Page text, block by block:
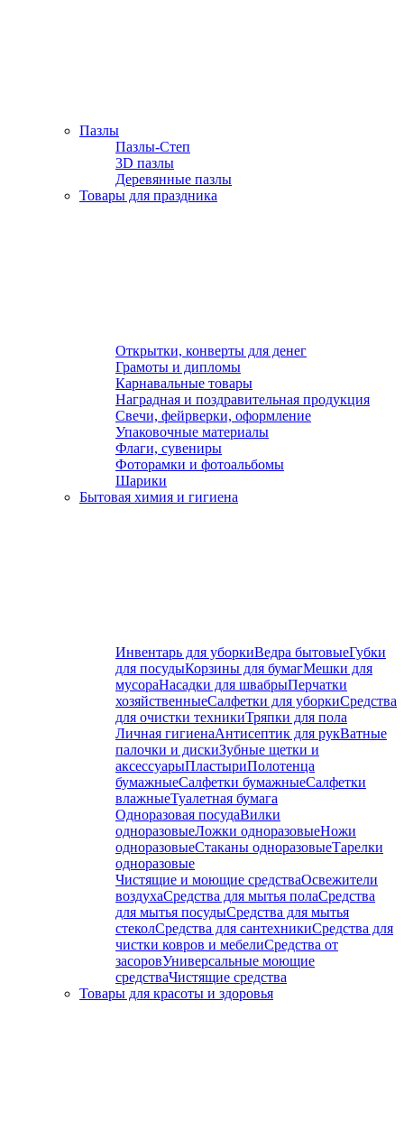
Пазлы
Пазлы-Степ
3D пазлы
Деревянные пазлы
Товары для праздника
Открытки, конверты для денег
Грамоты и дипломы
Карнавальные товары
Наградная и поздравительная продукция
Свечи, фейрверки, оформление
Упаковочные материалы
Флаги, сувениры
Фоторамки и фотоальбомы
Шарики
Бытовая химия и гигиена
Инвентарь для уборкиВедра бытовыеГубки
для посудыКорзины для бумагМешки для
мусораНасадки для швабрыПерчатки
хозяйственныеСалфетки для уборкиСредства
для очистки техникиТряпки для пола
Личная гигиенаАнтисептик для рукВатные
палочки и дискиЗубные щетки и
аксессуарыПластыриПолотенца
бумажныеСалфетки бумажныеСалфетки
влажныеТуалетная бумага
Одноразовая посудаВилки
одноразовыеЛожки одноразовыеНожи
одноразовыеСтаканы одноразовыеТарелки
одноразовые
Чистящие и моющие средстваОсвежители
воздухаСредства для мытья полаСредства
для мытья посудыСредства для мытья
стеколСредства для сантехникиСредства для
чистки ковров и мебелиСредства от
засоровУниверсальные моющие
средстваЧистящие средства
Товары для красоты и здоровья